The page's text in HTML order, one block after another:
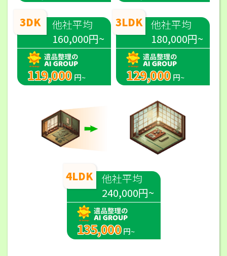
3DK
他社平均
160,000円~
119,000 円~
4LDK 他社平均
240,000円~
135,000 円~
3LDK 他社平均
180,000円~
129,000 円~